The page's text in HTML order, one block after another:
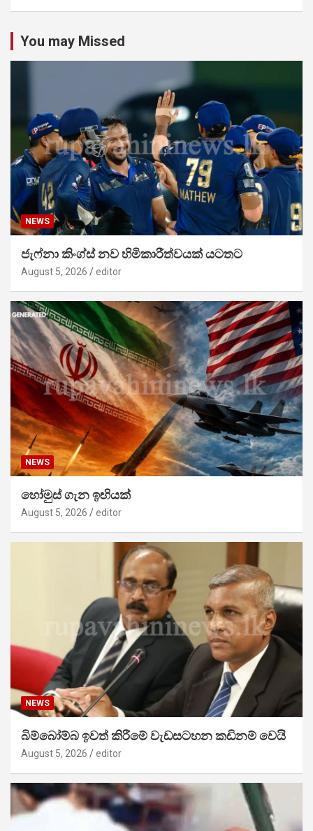
You may Missed
NEWS
ජැෆ්නා කිංග්ස් නව හිමිකාරීත්වයක් යටතට
August 5, 2026 editor
NEWS
හෝමුස් ගැන ඉඟියක්
August 5, 2026 editor
NEWS
බිම්බෝම්බ ඉවත් කිරීමේ වැඩසටහන කඩිනම් වෙයි
August 5, 2026 editor